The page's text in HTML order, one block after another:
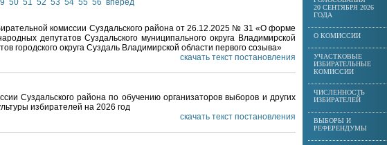
50 51 52 53 54 55 56 вперед
комиссии Суздальского района от 26.12.2025 № 31 «О форме
депутатов Суздальского муниципального округа Владимирской
городского округа Суздаль Владимирской области первого созыва»
скачать текст постановления
Суздальского района по обучению организаторов выборов и других
избирателей на 2026 год
скачать текст постановления
20 СЕНТЯБРЯ 2026
ГОДА
О КОМИССИИ
УЧАСТКОВЫЕ
ИЗБИРАТЕЛЬНЫЕ
КОМИССИИ
ЧИСЛЕННОСТЬ
ИЗБИРАТЕЛЕЙ
ВЫБОРЫ И
РЕФЕРЕНДУМЫ